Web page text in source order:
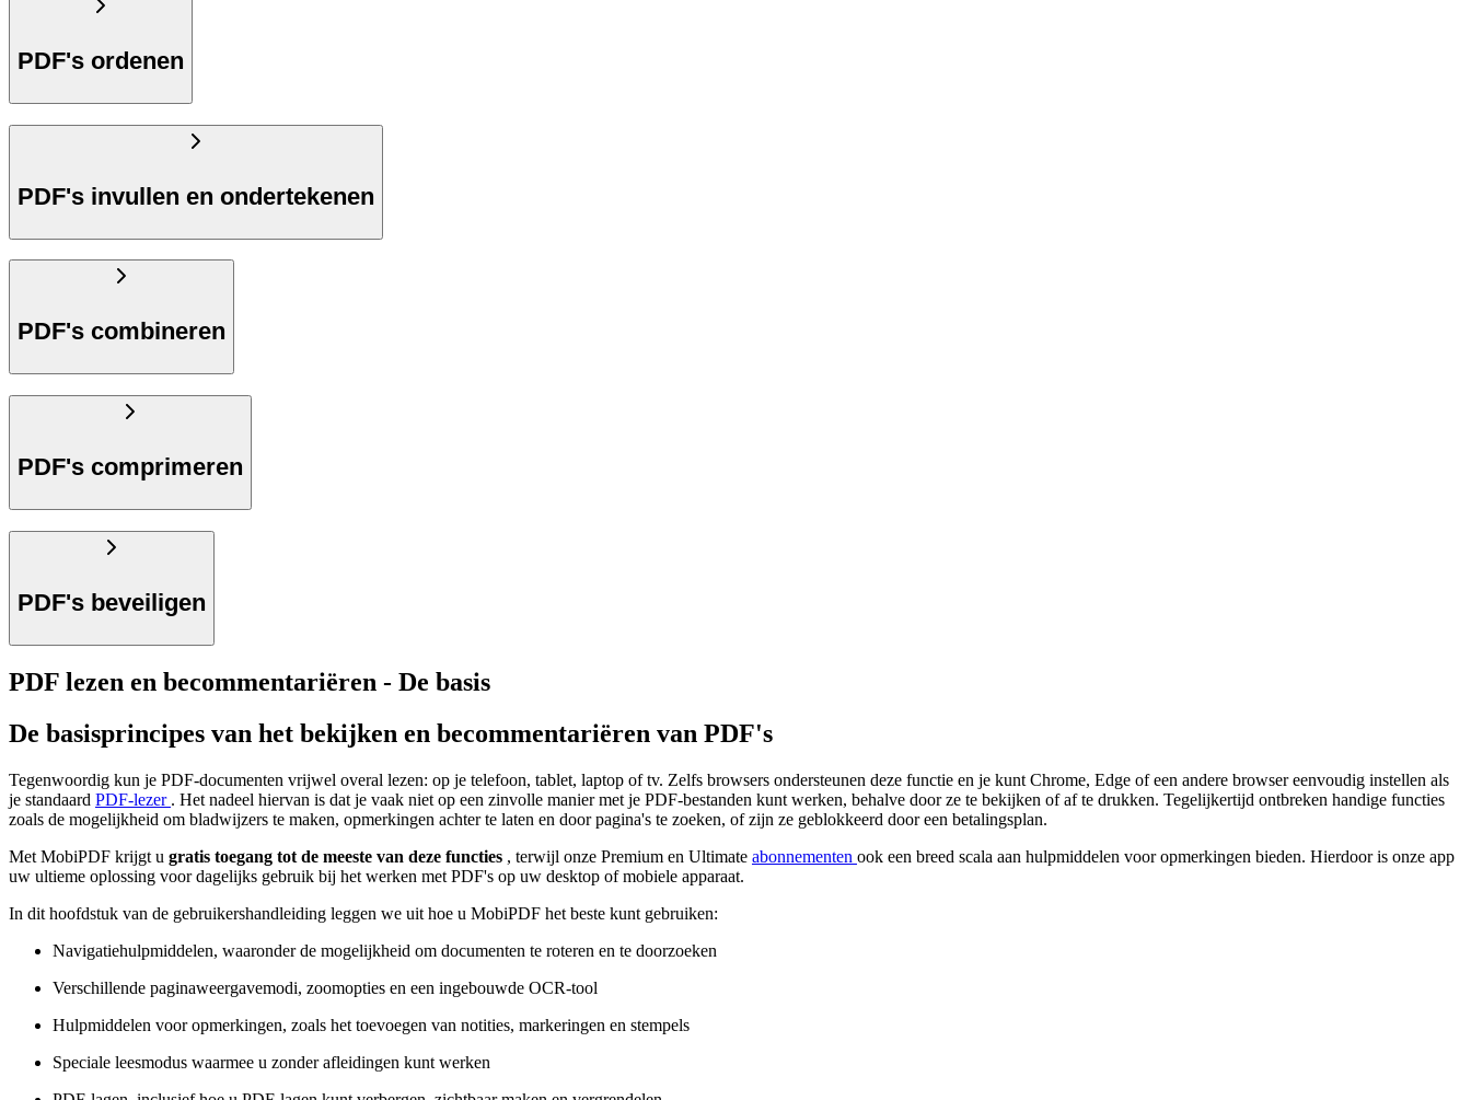
PDF's ordenen
PDF's invullen en ondertekenen
PDF's combineren
PDF's comprimeren
PDF's beveiligen
PDF lezen en becommentariëren - De basis
De basisprincipes van het bekijken en becommentariëren van PDF's
Tegenwoordig kun je PDF-documenten vrijwel overal lezen: op je telefoon, tablet, laptop of tv. Zelfs browsers ondersteunen deze functie en je kunt Chrome, Edge of een andere browser eenvoudig instellen als
je standaard PDF-lezer . Het nadeel hiervan is dat je vaak niet op een zinvolle manier met je PDF-bestanden kunt werken, behalve door ze te bekijken of af te drukken. Tegelijkertijd ontbreken handige functies
zoals de mogelijkheid om bladwijzers te maken, opmerkingen achter te laten en door pagina's te zoeken, of zijn ze geblokkeerd door een betalingsplan.
Met MobiPDF krijgt u gratis toegang tot de meeste van deze functies , terwijl onze Premium en Ultimate abonnementen ook een breed scala aan hulpmiddelen voor opmerkingen bieden. Hierdoor is onze app
uw ultieme oplossing voor dagelijks gebruik bij het werken met PDF's op uw desktop of mobiele apparaat.
In dit hoofdstuk van de gebruikershandleiding leggen we uit hoe u MobiPDF het beste kunt gebruiken:
Navigatiehulpmiddelen, waaronder de mogelijkheid om documenten te roteren en te doorzoeken
Verschillende paginaweergavemodi, zoomopties en een ingebouwde OCR-tool
Hulpmiddelen voor opmerkingen, zoals het toevoegen van notities, markeringen en stempels
Speciale leesmodus waarmee u zonder afleidingen kunt werken